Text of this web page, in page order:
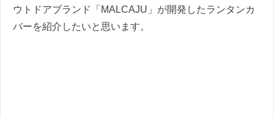
ウトドアブランド「MALCAJU」が開発したランタンカ
バーを紹介したいと思います。